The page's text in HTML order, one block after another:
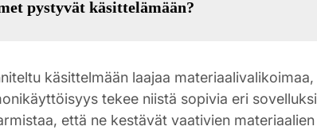
pystyvät käsittelämään?
käsittelmään laajaa
tekee niistä sopivia eri
että ne kestävät vaativien